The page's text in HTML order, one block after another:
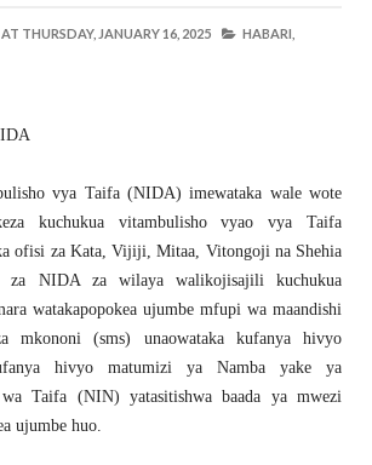
AT THURSDAY, JANUARY 16, 2025 HABARI,
vya Taifa (NIDA) imewataka wale wote
kuchukua vitambulisho vyao vya Taifa
ofisi za Kata, Vijiji, Mitaa, Vitongoji na Shehia
NIDA za wilaya walikojisajili kuchukua
watakapopokea ujumbe mfupi wa maandishi
mkononi (sms) unaowataka kufanya hivyo
hivyo matumizi ya Namba yake ya
Taifa (NIN) yatasitishwa baada ya mwezi
ujumbe huo.